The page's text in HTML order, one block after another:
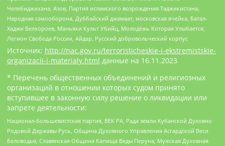
Челебиджихана, Азов, Партия исламского возрождения Таджикистана,
Народная самооборона, Дуббайский джамаат, московская ячейка, Батал-
Хаджи Белхороев, Маньяки Культ Убийц, Молодёжь Которая Улыбается,
Легион Свобода России, Айдар, Русский добровольческий корпус
Источник: http://nac.gov.ru/terroristicheskie-i-ekstremistskie-
organizacii-i-materialy.html данные на 16.11.2023
* Перечень общественных объединений и религиозных
организаций в отношении которых судом принято
вступившее в законную силу решение о ликвидации или
запрете деятельности:
Национал-большевистская партия, ВЕК РА, Рада земли Кубанской Духовно
Родовой Державы Русь, Община Духовного Управления Асгардской Веси
Беловодья, Славянская Община Капища Веды Перуна, Мужская Духовная